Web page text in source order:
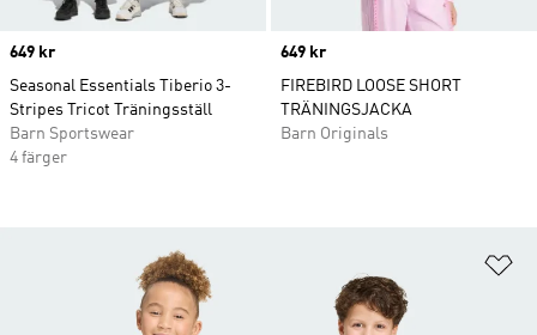
Price
649 kr
Seasonal Essentials Tiberio 3-
Stripes Tricot Träningsställ
Barn Sportswear
4 färger
Price
649 kr
FIREBIRD LOOSE SHORT
TRÄNINGSJACKA
Barn Originals